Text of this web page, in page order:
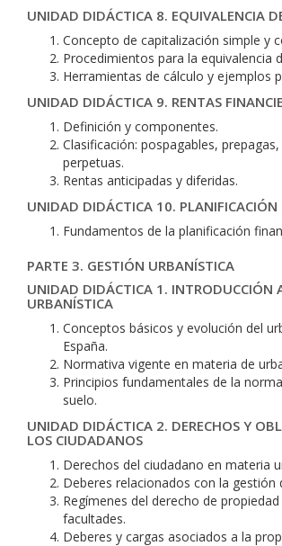
UNIDAD DIDÁCTICA 8. EQUIVALENCIA
Concepto de capitalización simple y
Procedimientos para la equivalencia
Herramientas de cálculo y ejemplos
UNIDAD DIDÁCTICA 9. RENTAS
Definición y componentes.
Clasificación: pospagables,
perpetuas.
Rentas anticipadas y diferidas.
UNIDAD DIDÁCTICA 10. PLANIFICACIÓN
Fundamentos de la planificación
PARTE 3. GESTIÓN URBANÍSTICA
UNIDAD DIDÁCTICA 1. INTRODUCCIÓN
URBANÍSTICA
Conceptos básicos y evolución del
España.
Normativa vigente en materia de
Principios fundamentales de la
suelo.
UNIDAD DIDÁCTICA 2. DERECHOS Y
LOS CIUDADANOS
Derechos del ciudadano en materia
Deberes relacionados con la gestión
Regímenes del derecho de propiedad
facultades.
Deberes y cargas asociados a la